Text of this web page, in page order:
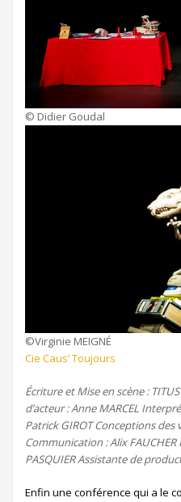
© Didier Goudal
©Virginie MEIGNÉ
Cie Caus’ Toujours
Écriture et Mise en scène :
d’acteur : Anne MARCEL
Patrick GIROT Conceptions des
Communication : Alix
PASQUIER Assistante de
Enfin une conférence qui a le